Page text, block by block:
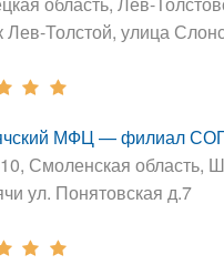
Лев-Толстой, улица
МФЦ — филиал
Смоленская область,
ул. Понятовская д.7